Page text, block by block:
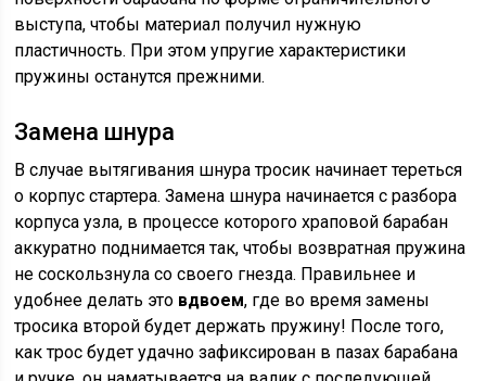
выступа, чтобы материал получил нужную
пластичность. При этом упругие характеристики
пружины останутся прежними.
Замена шнура
В случае вытягивания шнура тросик начинает тереться
о корпус стартера. Замена шнура начинается с разбора
корпуса узла, в процессе которого храповой барабан
аккуратно поднимается так, чтобы возвратная пружина
не соскользнула со своего гнезда. Правильнее и
удобнее делать это вдвоем, где во время замены
тросика второй будет держать пружину! После того,
как трос будет удачно зафиксирован в пазах барабана